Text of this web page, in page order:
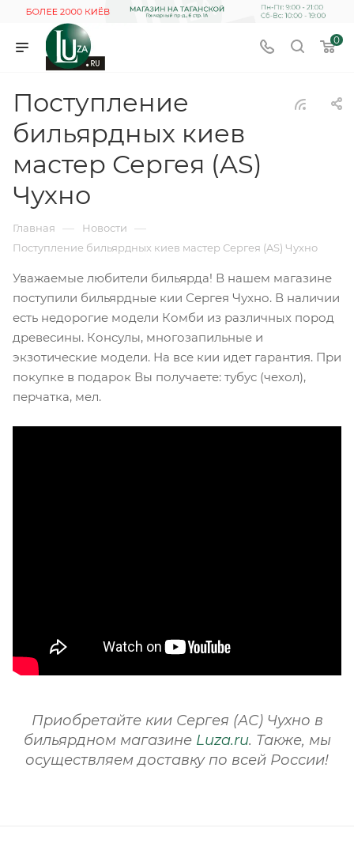
0
Поступление
бильярдных киев
мастер Сергея (AS)
Чухно
Главная — Новости —
Поступление бильярдных киев мастер Сергея (AS) Чухно
Уважаемые любители бильярда! В нашем магазине
поступили бильярдные кии Сергея Чухно. В наличии
есть недорогие модели Комби из различных пород
древесины. Консулы, многозапильные и
экзотические модели. На все кии идет гарантия. При
покупке в подарок Вы получаете: тубус (чехол),
перчатка, мел.
Приобретайте кии Сергея (АС) Чухно в
бильярдном магазине Luza.ru. Также, мы
осуществляем доставку по всей России!